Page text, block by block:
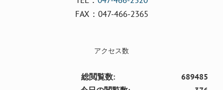
FAX：047-466-2365
アクセス数
689485
総閲覧数: